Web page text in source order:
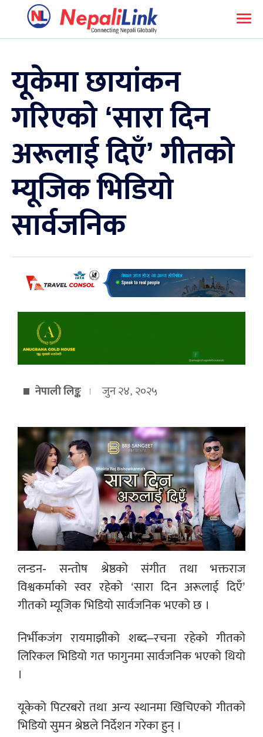
यूकेमा छायांकन
गरिएको ‘सारा दिन
अरूलाई दिएँ’ गीतको
म्यूजिक भिडियो
सार्वजनिक
नेपाली लिङ्क जुन २४, २०२५
लन्डन- सन्तोष श्रेष्ठको संगीत तथा भक्तराज
विश्वकर्माको स्वर रहेको ‘सारा दिन अरूलाई दिएँ’
गीतको म्यूजिक भिडियो सार्वजनिक भएको छ ।
निर्भीकजंग रायमाझीको शब्द–रचना रहेको गीतको
लिरिकल भिडियो गत फागुनमा सार्वजनिक भएको थियो
।
यूकेको पिटरबरो तथा अन्य स्थानमा खिचिएको गीतको
भिडियो सुमन श्रेष्ठले निर्देशन गरेका हुन् ।